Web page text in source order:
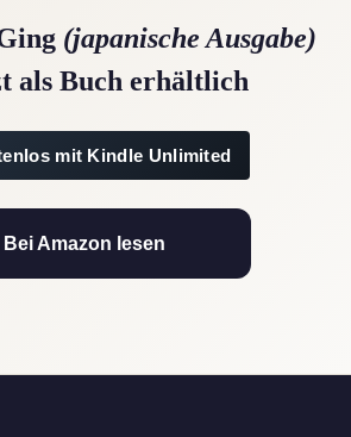
(japanische Ausgabe)
als Buch erhältlich
mit Kindle Unlimited
Bei Amazon lesen